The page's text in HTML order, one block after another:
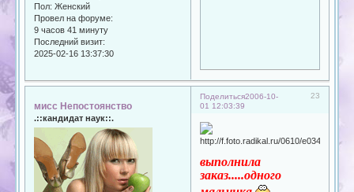
Пол: Женский
Провел на форуме:
9 часов 41 минуту
Последний визит:
2025-02-16 13:37:30
Поделиться 23
2006-10-
01 12:03:39
мисс Непостоянство
.::кандидат наук::.
выполнила
заказ.....одного